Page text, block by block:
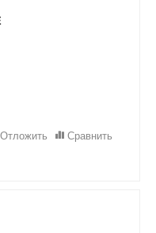
Отложить Сравнить